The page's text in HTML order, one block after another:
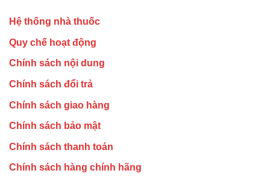
Hệ thống nhà thuốc
Quy chế hoạt động
Chính sách nội dung
Chính sách đổi trả
Chính sách giao hàng
Chính sách bảo mật
Chính sách thanh toán
Chính sách hàng chính hãng